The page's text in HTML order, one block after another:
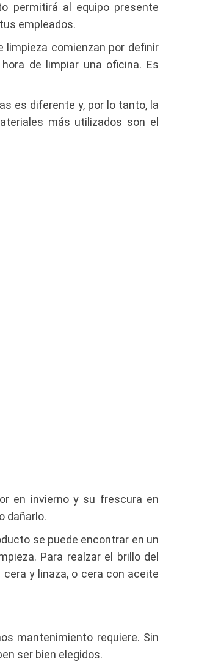
permitirá al equipo presente
empleados.
limpieza comienzan por definir
de limpiar una oficina. Es
es diferente y, por lo tanto, la
más utilizados son el
en invierno y su frescura en
dañarlo.
se puede encontrar en un
Para realzar el brillo del
y linaza, o cera con aceite
mantenimiento requiere. Sin
ser bien elegidos.